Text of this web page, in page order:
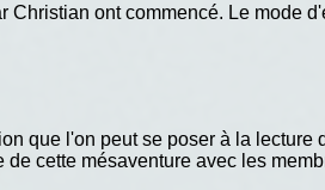
ont commencé. Le mode
que l'on peut se poser à la
cette mésaventure avec les